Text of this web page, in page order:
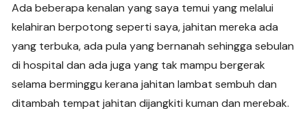
Ada beberapa kenalan yang saya temui yang melalui
kelahiran berpotong seperti saya, jahitan mereka ada
yang terbuka, ada pula yang bernanah sehingga sebulan
di hospital dan ada juga yang tak mampu bergerak
selama berminggu kerana jahitan lambat sembuh dan
ditambah tempat jahitan dijangkiti kuman dan merebak.